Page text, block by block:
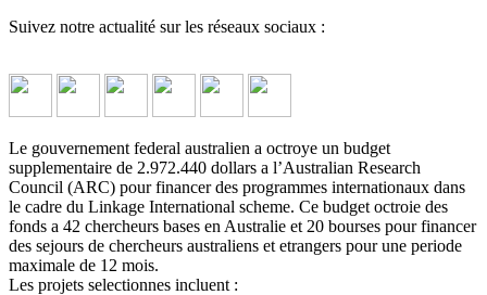
Suivez notre actualité sur les réseaux sociaux :
Le gouvernement federal australien a octroye un budget
supplementaire de 2.972.440 dollars a l’Australian Research
Council (ARC) pour financer des programmes internationaux dans
le cadre du Linkage International scheme. Ce budget octroie des
fonds a 42 chercheurs bases en Australie et 20 bourses pour financer
des sejours de chercheurs australiens et etrangers pour une periode
maximale de 12 mois.
Les projets selectionnes incluent :